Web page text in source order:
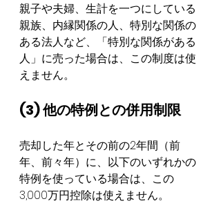
親子や夫婦、生計を一つにしている
親族、内縁関係の人、特別な関係の
ある法人など、「特別な関係がある
人」に売った場合は、この制度は使
えません。
(3) 他の特例との併用制限
売却した年とその前の2年間（前
年、前々年）に、以下のいずれかの
特例を使っている場合は、この
3,000万円控除は使えません。